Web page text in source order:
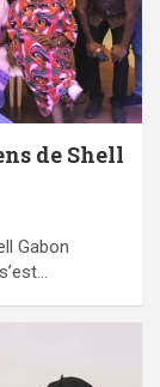
de Shell
Gabon